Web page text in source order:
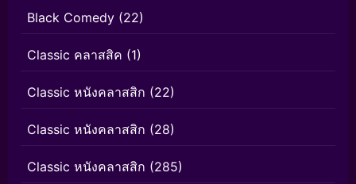
Black Comedy (22)
Classic คลาสสิค (1)
Classic หนังคลาสสิก (22)
Classic หนังคลาสสิก (28)
Classic หนังคลาสสิก (285)